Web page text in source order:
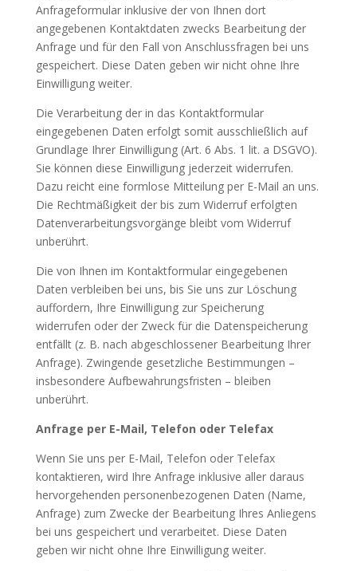
Anfrageformular inklusive der von Ihnen dort
angegebenen Kontaktdaten zwecks Bearbeitung der
Anfrage und für den Fall von Anschlussfragen bei uns
gespeichert. Diese Daten geben wir nicht ohne Ihre
Einwilligung weiter.
Die Verarbeitung der in das Kontaktformular
eingegebenen Daten erfolgt somit ausschließlich auf
Grundlage Ihrer Einwilligung (Art. 6 Abs. 1 lit. a DSGVO).
Sie können diese Einwilligung jederzeit widerrufen.
Dazu reicht eine formlose Mitteilung per E-Mail an uns.
Die Rechtmäßigkeit der bis zum Widerruf erfolgten
Datenverarbeitungsvorgänge bleibt vom Widerruf
unberührt.
Die von Ihnen im Kontaktformular eingegebenen
Daten verbleiben bei uns, bis Sie uns zur Löschung
auffordern, Ihre Einwilligung zur Speicherung
widerrufen oder der Zweck für die Datenspeicherung
entfällt (z. B. nach abgeschlossener Bearbeitung Ihrer
Anfrage). Zwingende gesetzliche Bestimmungen –
insbesondere Aufbewahrungsfristen – bleiben
unberührt.
Anfrage per E-Mail, Telefon oder Telefax
Wenn Sie uns per E-Mail, Telefon oder Telefax
kontaktieren, wird Ihre Anfrage inklusive aller daraus
hervorgehenden personenbezogenen Daten (Name,
Anfrage) zum Zwecke der Bearbeitung Ihres Anliegens
bei uns gespeichert und verarbeitet. Diese Daten
geben wir nicht ohne Ihre Einwilligung weiter.